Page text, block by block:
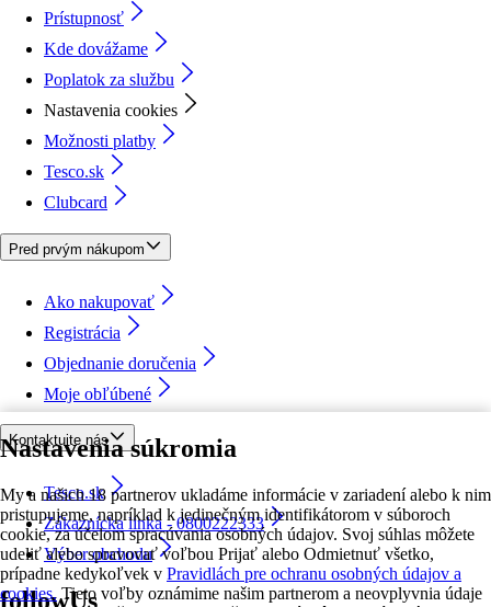
Nastavenia súkromia
My a našich 18 partnerov ukladáme informácie v zariadení alebo k nim
pristupujeme, napríklad k jedinečným identifikátorom v súboroch
cookie, za účelom spracúvania osobných údajov. Svoj súhlas môžete
udeliť alebo spravovať voľbou Prijať alebo Odmietnuť všetko,
prípadne kedykoľvek v Pravidlách pre ochranu osobných údajov a
cookies. Tieto voľby oznámime našim partnerom a neovplyvnia údaje
Prístupnosť
Kde dovážame
Poplatok za službu
Nastavenia cookies
Možnosti platby
Tesco.sk
Clubcard
Pred prvým nákupom
Ako nakupovať
Registrácia
Objednanie doručenia
Moje obľúbené
Kontaktujte nás
Tesco.sk
Zákaznícka linka - 0800222333
Výber obchodu
followUs